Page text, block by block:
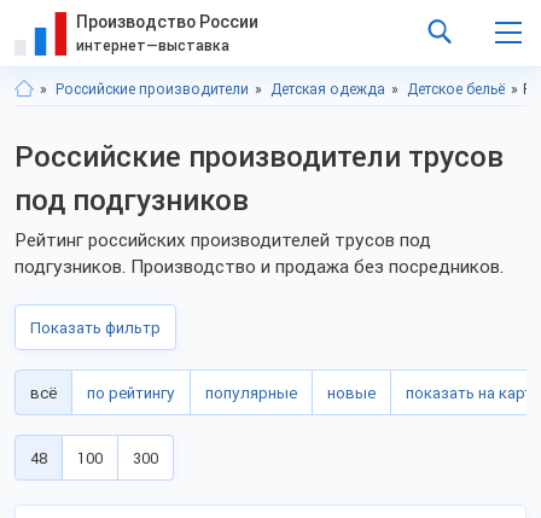
Производство России
интернет—выставка
Российские производители Детская одежда Детское бельё
Российские производители трусов
под подгузников
Рейтинг российских производителей трусов под
подгузников. Производство и продажа без посредников.
Показать фильтр
всё по рейтингу популярные новые показать на карте
48 100 300